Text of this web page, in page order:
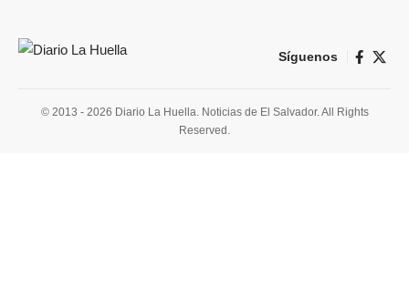
Síguenos
© 2013 - 2026 Diario La Huella. Noticias de El Salvador. All Rights
Reserved.